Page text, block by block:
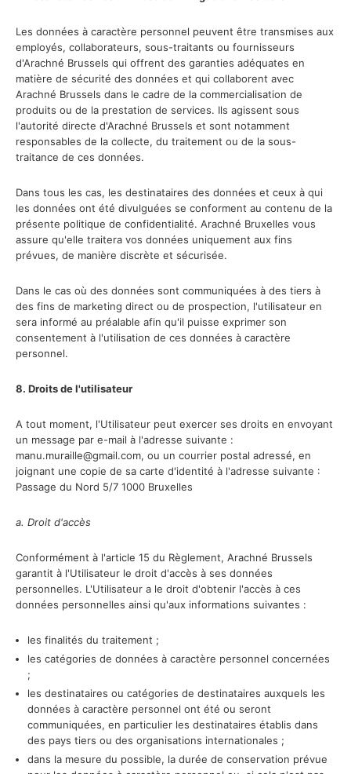
Les données à caractère personnel peuvent être transmises aux
employés, collaborateurs, sous-traitants ou fournisseurs
d'Arachné Brussels qui offrent des garanties adéquates en
matière de sécurité des données et qui collaborent avec
Arachné Brussels dans le cadre de la commercialisation de
produits ou de la prestation de services. Ils agissent sous
l'autorité directe d'Arachné Brussels et sont notamment
responsables de la collecte, du traitement ou de la sous-
traitance de ces données.
Dans tous les cas, les destinataires des données et ceux à qui
les données ont été divulguées se conforment au contenu de la
présente politique de confidentialité. Arachné Bruxelles vous
assure qu'elle traitera vos données uniquement aux fins
prévues, de manière discrète et sécurisée.
Dans le cas où des données sont communiquées à des tiers à
des fins de marketing direct ou de prospection, l'utilisateur en
sera informé au préalable afin qu'il puisse exprimer son
consentement à l'utilisation de ces données à caractère
personnel.
8. Droits de l'utilisateur
A tout moment, l'Utilisateur peut exercer ses droits en envoyant
un message par e-mail à l'adresse suivante :
manu.muraille@gmail.com, ou un courrier postal adressé, en
joignant une copie de sa carte d'identité à l'adresse suivante :
Passage du Nord 5/7 1000 Bruxelles
a. Droit d'accès
Conformément à l'article 15 du Règlement, Arachné Brussels
garantit à l'Utilisateur le droit d'accès à ses données
personnelles. L'Utilisateur a le droit d'obtenir l'accès à ces
données personnelles ainsi qu'aux informations suivantes :
les finalités du traitement ;
les catégories de données à caractère personnel concernées
;
les destinataires ou catégories de destinataires auxquels les
données à caractère personnel ont été ou seront
communiquées, en particulier les destinataires établis dans
des pays tiers ou des organisations internationales ;
dans la mesure du possible, la durée de conservation prévue